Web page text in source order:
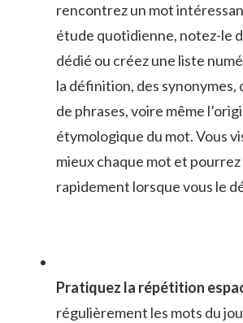
rencontrez ​un mot
étude ⁤quotidienne,⁢ notez-le
⁢dédié ou créez une liste
la définition,​ des synonymes,
de phrases, voire ‍même
étymologique du mot. Vous
mieux chaque mot⁣ et
rapidement lorsque vous le
Pratiquez⁢ la répétition
régulièrement ⁣les mots du⁣